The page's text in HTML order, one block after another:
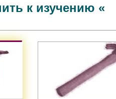
к изучению «